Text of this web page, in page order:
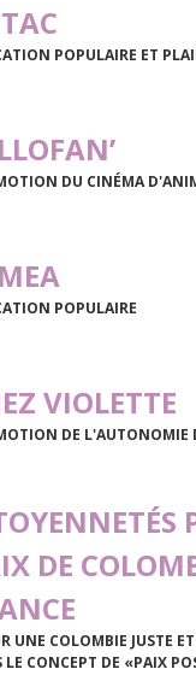
POPULAIRE ET
DU CINÉMA
POPULAIRE
VIOLETTE
DE L'AUTONOMIE
DE
UNE COLOMBIE JUSTE
LE CONCEPT DE «PAIX